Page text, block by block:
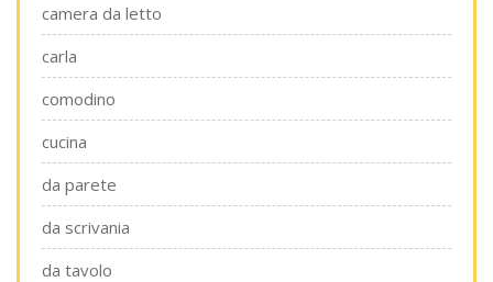
camera da letto
carla
comodino
cucina
da parete
da scrivania
da tavolo